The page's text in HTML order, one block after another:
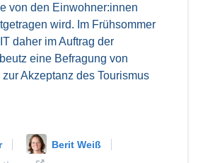
von den Einwohner:innen
wird. Im Frühsommer
daher im Auftrag der
eine Befragung von
Akzeptanz des Tourismus
Berit Weiß